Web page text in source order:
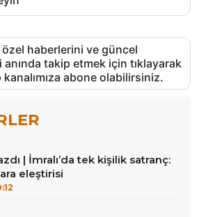
özel haberlerini ve güncel
anında takip etmek için tıklayarak
abone olabilirsiniz.
| İmralı’da tek kişilik satranç:
eleştirisi